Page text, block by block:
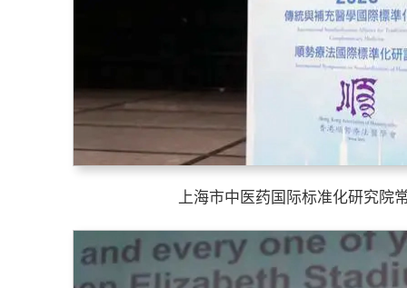
上海市中医药国际标准化研究院